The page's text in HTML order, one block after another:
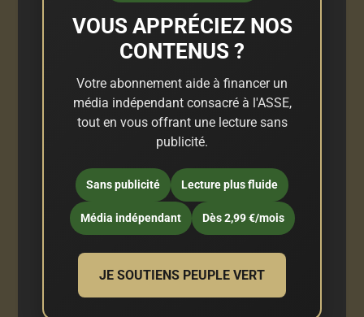
VOUS APPRÉCIEZ NOS
CONTENUS ?
Votre abonnement aide à financer un
média indépendant consacré à l'ASSE,
tout en vous offrant une lecture sans
publicité.
Sans publicité Lecture plus fluide
Média indépendant Dès 2,99 €/mois
JE SOUTIENS PEUPLE VERT